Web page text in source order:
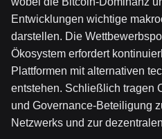
Entwicklungen wichtige
darstellen. Die
Ökosystem erfordert
Plattformen mit alternativen
entstehen. Schließlich tragen
und Governance-Beteiligung
Netzwerks und zur